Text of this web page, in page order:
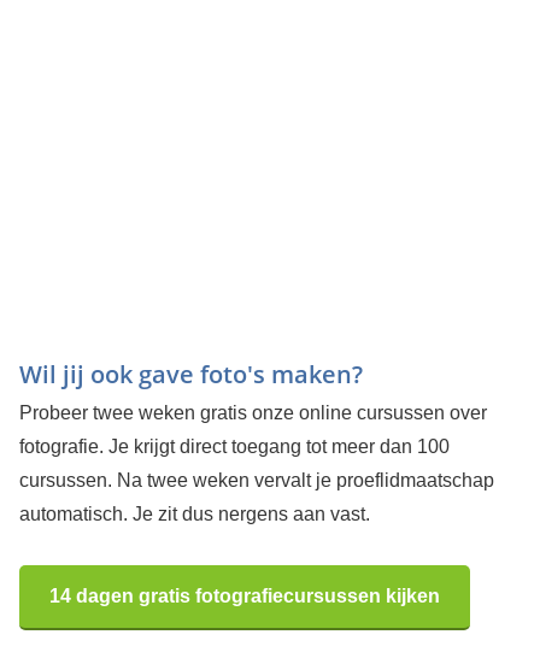
Wil jij ook gave foto's maken?
Probeer twee weken gratis onze online cursussen over
fotografie. Je krijgt direct toegang tot meer dan 100
cursussen. Na twee weken vervalt je proeflidmaatschap
automatisch. Je zit dus nergens aan vast.
14 dagen gratis fotografiecursussen kijken